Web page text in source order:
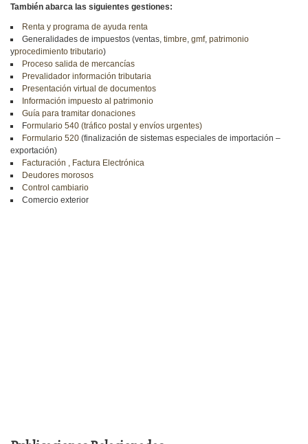
También abarca las siguientes gestiones:
Renta y programa de ayuda renta
Generalidades de impuestos (ventas, timbre, gmf, patrimonio
yprocedimiento tributario)
Proceso salida de mercancías
Prevalidador información tributaria
Presentación virtual de documentos
Información impuesto al patrimonio
Guía para tramitar donaciones
Formulario 540 (tráfico postal y envíos urgentes)
Formulario 520 (finalización de sistemas especiales de importación –
exportación)
Facturación , Factura Electrónica
Deudores morosos
Control cambiario
Comercio exterior